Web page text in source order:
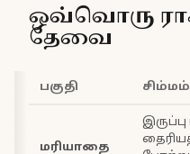
ஒவ்வொரு
தேவை
பகுதி
மரியாதை